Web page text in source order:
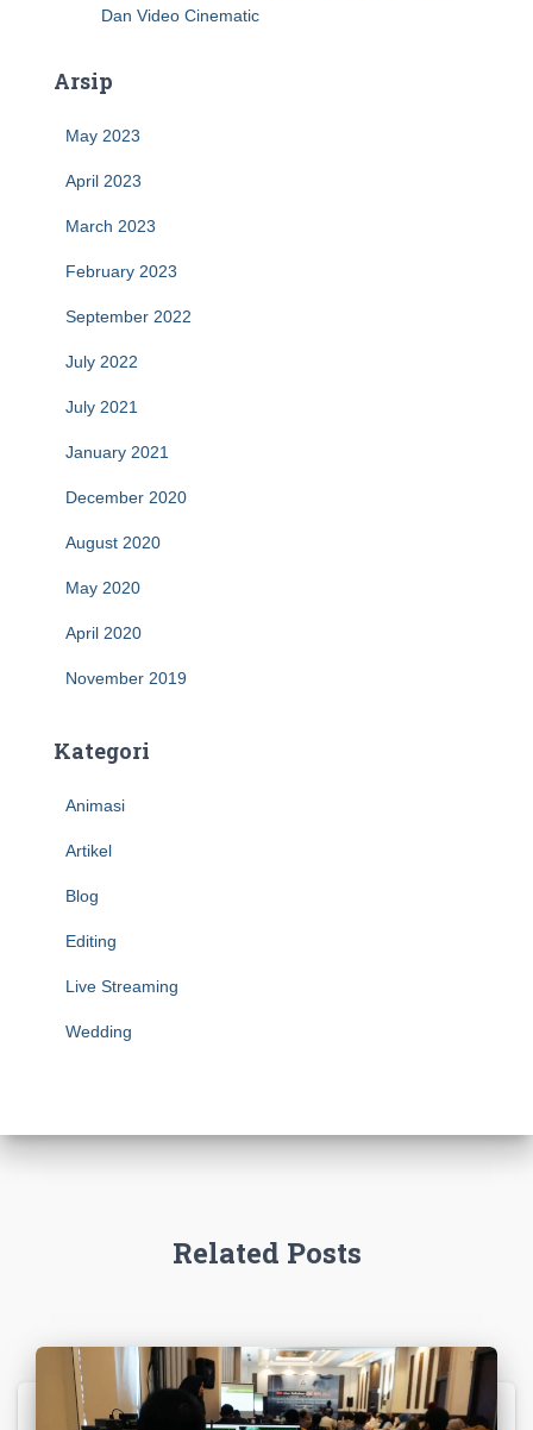
Dan Video Cinematic
Arsip
May 2023
April 2023
March 2023
February 2023
September 2022
July 2022
July 2021
January 2021
December 2020
August 2020
May 2020
April 2020
November 2019
Kategori
Animasi
Artikel
Blog
Editing
Live Streaming
Wedding
Related Posts